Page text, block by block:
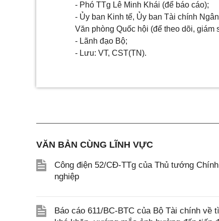
- Phó TTg Lê Minh Khái (để báo cáo);
- Ủy ban Kinh tế, Ủy ban Tài chính
Văn phòng Quốc hội (để theo dõi, giám
- Lãnh đạo Bộ;
- Lưu: VT, CST(TN).
VĂN BẢN CÙNG LĨNH VỰC
Công điện 52/CĐ-TTg của Thủ tướng
nghiệp
Báo cáo 611/BC-BTC của Bộ Tài chính về